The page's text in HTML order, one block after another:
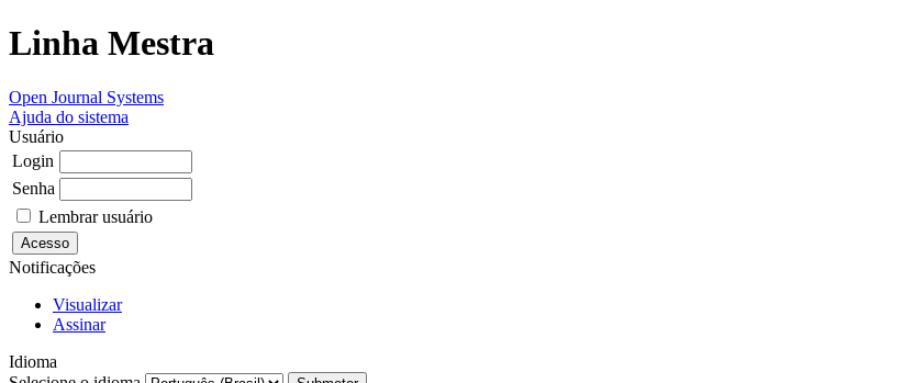
Linha Mestra
Open Journal Systems
Ajuda do sistema
Usuário
Login
Senha
Lembrar usuário
Notificações
Visualizar
Assinar
Idioma